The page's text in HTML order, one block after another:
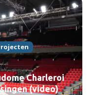
Charleroi
(video)